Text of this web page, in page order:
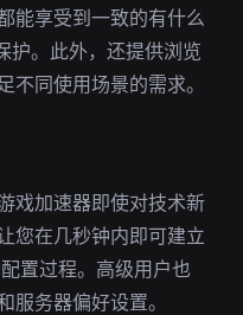
能享受到一致的有什么
。此外，还提供浏览
不同使用场景的需求。
戏加速器即使对技术新
您在几秒钟内即可建立
置过程。高级用户也
服务器偏好设置。